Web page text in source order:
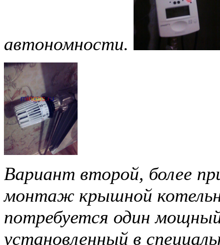
автономности.
Вариант второй, более
монтаж крышной
потребуется один
установленный в